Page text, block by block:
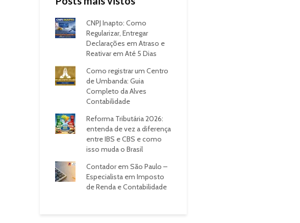
CNPJ Inapto: Como
Regularizar, Entregar
Declarações em Atraso e
Reativar em Até 5 Dias
Como registrar um Centro
de Umbanda: Guia
Completo da Alves
Contabilidade
Reforma Tributária 2026:
entenda de vez a diferença
entre IBS e CBS e como
isso muda o Brasil
Contador em São Paulo –
Especialista em Imposto
de Renda e Contabilidade